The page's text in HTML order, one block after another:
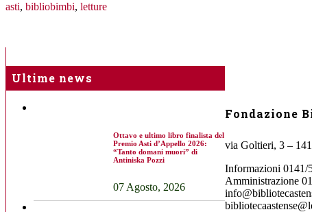
asti, bibliobimbi, letture
Ultime news
Ottavo e ultimo libro finalista del
Premio Asti d’Appello 2026:
“Tanto domani muori” di
Antiniska Pozzi
07 Agosto, 2026
Fondazione
via Goltieri, 3 –
Informazioni 0141/
Amministrazione